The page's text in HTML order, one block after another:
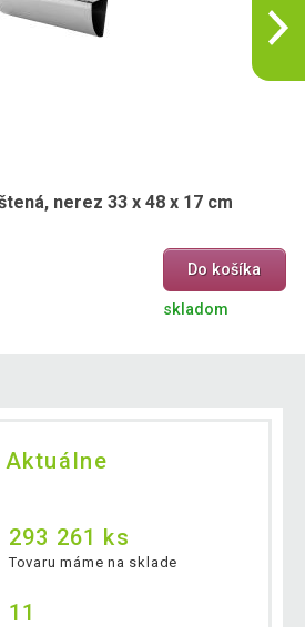
nerez 33 x 48 x 17 cm
Do košíka
skladom
Aktuálne
293 261 ks
Tovaru máme na sklade
11